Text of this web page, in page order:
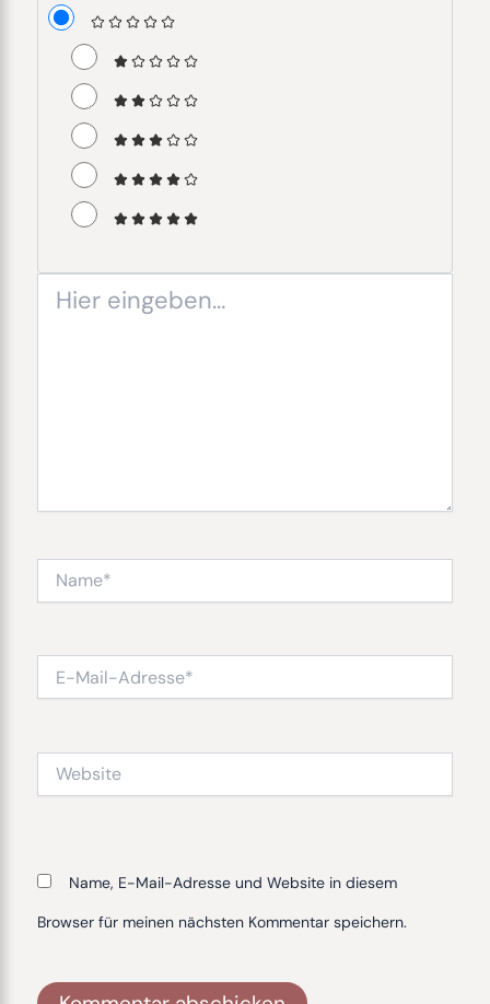
eingeben…
Mail-
Website
Name, E-Mail-Adresse und Website in diesem
Browser für meinen nächsten Kommentar speichern.